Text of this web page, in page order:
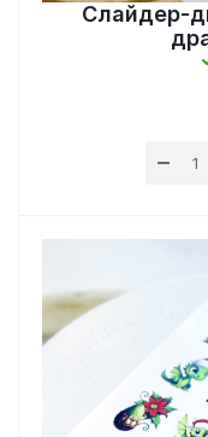
Слайдер-